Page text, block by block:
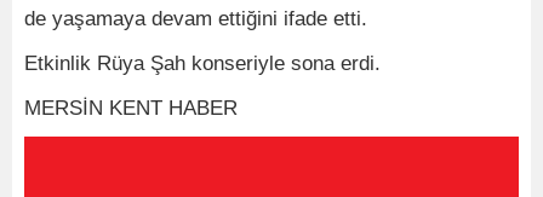
de yaşamaya devam ettiğini ifade etti.
Etkinlik Rüya Şah konseriyle sona erdi.
MERSİN KENT HABER